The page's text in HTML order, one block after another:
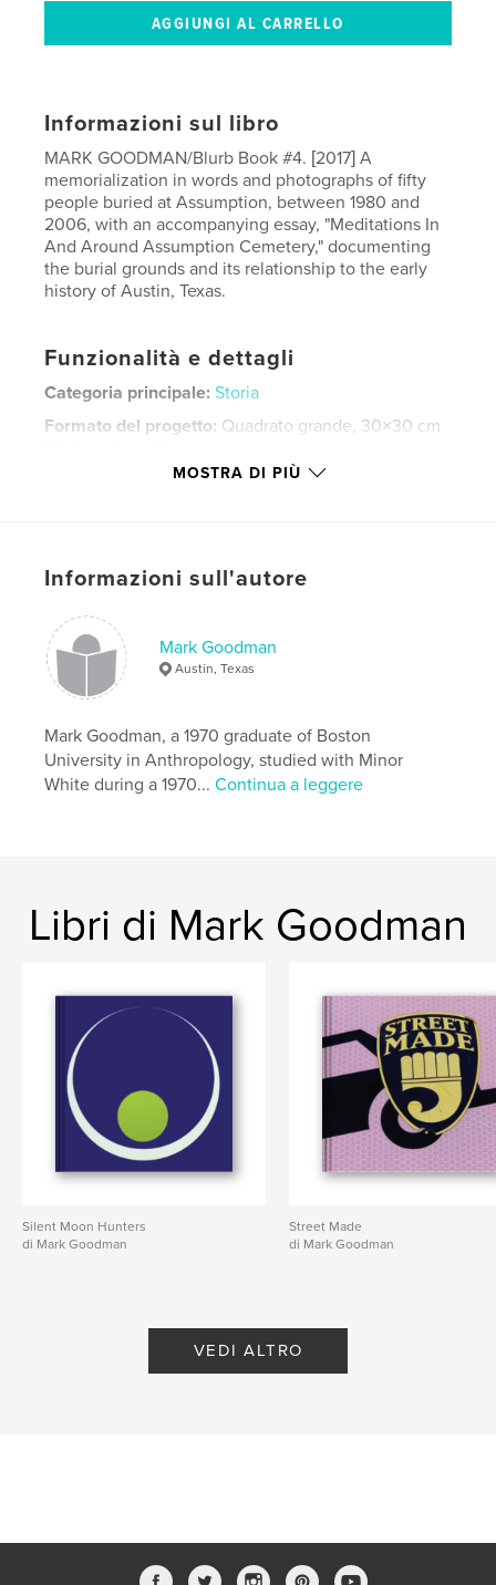
Informazioni sul libro
MARK GOODMAN/Blurb Book #4. [2017] A
memorialization in words and photographs of fifty
people buried at Assumption, between 1980 and
2006, with an accompanying essay, "Meditations In
And Around Assumption Cemetery," documenting
the burial grounds and its relationship to the early
history of Austin, Texas.
Funzionalità e dettagli
Categoria principale: Storia
Formato del progetto: Quadrato grande, 30×30 cm
LinguaEnglish
Austin Texas history
MOSTRA DI PIÙ
Informazioni sull'autore
Mark Goodman
Austin, Texas
Mark Goodman, a 1970 graduate of Boston
University in Anthropology, studied with Minor
White during a 1970...Continua a leggere
Libri di Mark Goodman
Silent Moon Hunters
di Mark Goodman
Street Made
di Mark Goodman
VEDI ALTRO